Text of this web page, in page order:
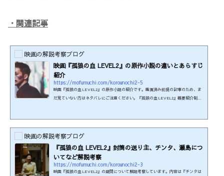
・関連記事
映画の解説考察ブログ
映画『孤狼の血 LEVEL2』の原作小説の違いとあらすじ
紹介
https://mofumuchi.com/korounochi2-5
映画『孤狼の血 LEVEL2』の原作小説の紹介です。鑑賞済み前提の記事のため、ま
だ見ていない方はネタバレにご注意ください。『孤狼の血 LEVEL2』概要紹介制作
た。大上の遺志を受け継いだ日岡は、自ら暴力団と積極的に...
映画の解説考察ブログ
『孤狼の血 LEVEL2』封筒の送り主、チンタ、瀬島につ
いてなど解説考察
https://mofumuchi.com/korounochi2-3
映画『孤狼の血 LEVEL2』の疑問について解説考察しています。内容は『チンタは